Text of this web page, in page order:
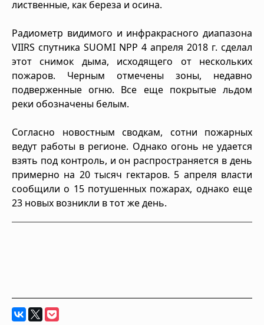
лиственные, как береза и осина.
Радиометр видимого и инфракрасного диапазона
VIIRS спутника SUOMI NPP 4 апреля 2018 г. сделал
этот снимок дыма, исходящего от нескольких
пожаров. Черным отмечены зоны, недавно
подверженные огню. Все еще покрытые льдом
реки обозначены белым.
Согласно новостным сводкам, сотни пожарных
ведут работы в регионе. Однако огонь не удается
взять под контроль, и он распространяется в день
примерно на 20 тысяч гектаров. 5 апреля власти
сообщили о 15 потушенных пожарах, однако еще
23 новых возникли в тот же день.